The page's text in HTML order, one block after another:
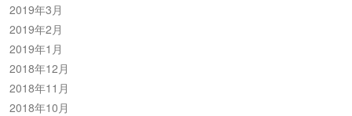
2019年3月
2019年2月
2019年1月
2018年12月
2018年11月
2018年10月